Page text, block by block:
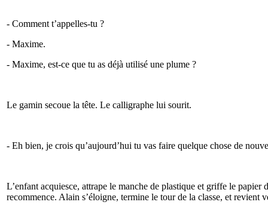
- Comment t’appelles-tu ?
- Maxime.
- Maxime, est-ce que tu as déjà utilisé une plume ?
Le gamin secoue la tête. Le calligraphe lui sourit.
- Eh bien, je crois qu’aujourd’hui tu vas faire quelque chose de
L’enfant acquiesce, attrape le manche de plastique et griffe le papier
recommence. Alain s’éloigne, termine le tour de la classe, et revient